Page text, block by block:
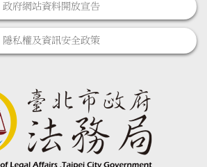
政府網站資料開放宣告
隱私權及資訊安全政策